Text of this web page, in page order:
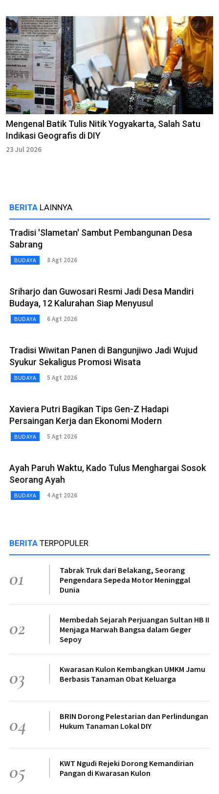
Mengenal Batik Tulis Nitik Yogyakarta, Salah Satu
Indikasi Geografis di DIY
23 Jul 2026
BERITA LAINNYA
Tradisi 'Slametan' Sambut Pembangunan Desa
Sabrang
BUDAYA 8 Agt 2026
Sriharjo dan Guwosari Resmi Jadi Desa Mandiri
Budaya, 12 Kalurahan Siap Menyusul
BUDAYA 6 Agt 2026
Tradisi Wiwitan Panen di Bangunjiwo Jadi Wujud
Syukur Sekaligus Promosi Wisata
BUDAYA 5 Agt 2026
Xaviera Putri Bagikan Tips Gen-Z Hadapi
Persaingan Kerja dan Ekonomi Modern
BUDAYA 5 Agt 2026
Ayah Paruh Waktu, Kado Tulus Menghargai Sosok
Seorang Ayah
BUDAYA 4 Agt 2026
BERITA TERPOPULER
01
Tabrak Truk dari Belakang, Seorang
Pengendara Sepeda Motor Meninggal
Dunia
02
Membedah Sejarah Perjuangan Sultan HB II
Menjaga Marwah Bangsa dalam Geger
Sepoy
03
Kwarasan Kulon Kembangkan UMKM Jamu
Berbasis Tanaman Obat Keluarga
04
BRIN Dorong Pelestarian dan Perlindungan
Hukum Tanaman Lokal DIY
05
KWT Ngudi Rejeki Dorong Kemandirian
Pangan di Kwarasan Kulon